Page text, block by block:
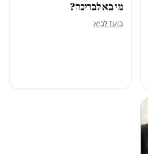
מי בא לבריכה?
בועז לביא